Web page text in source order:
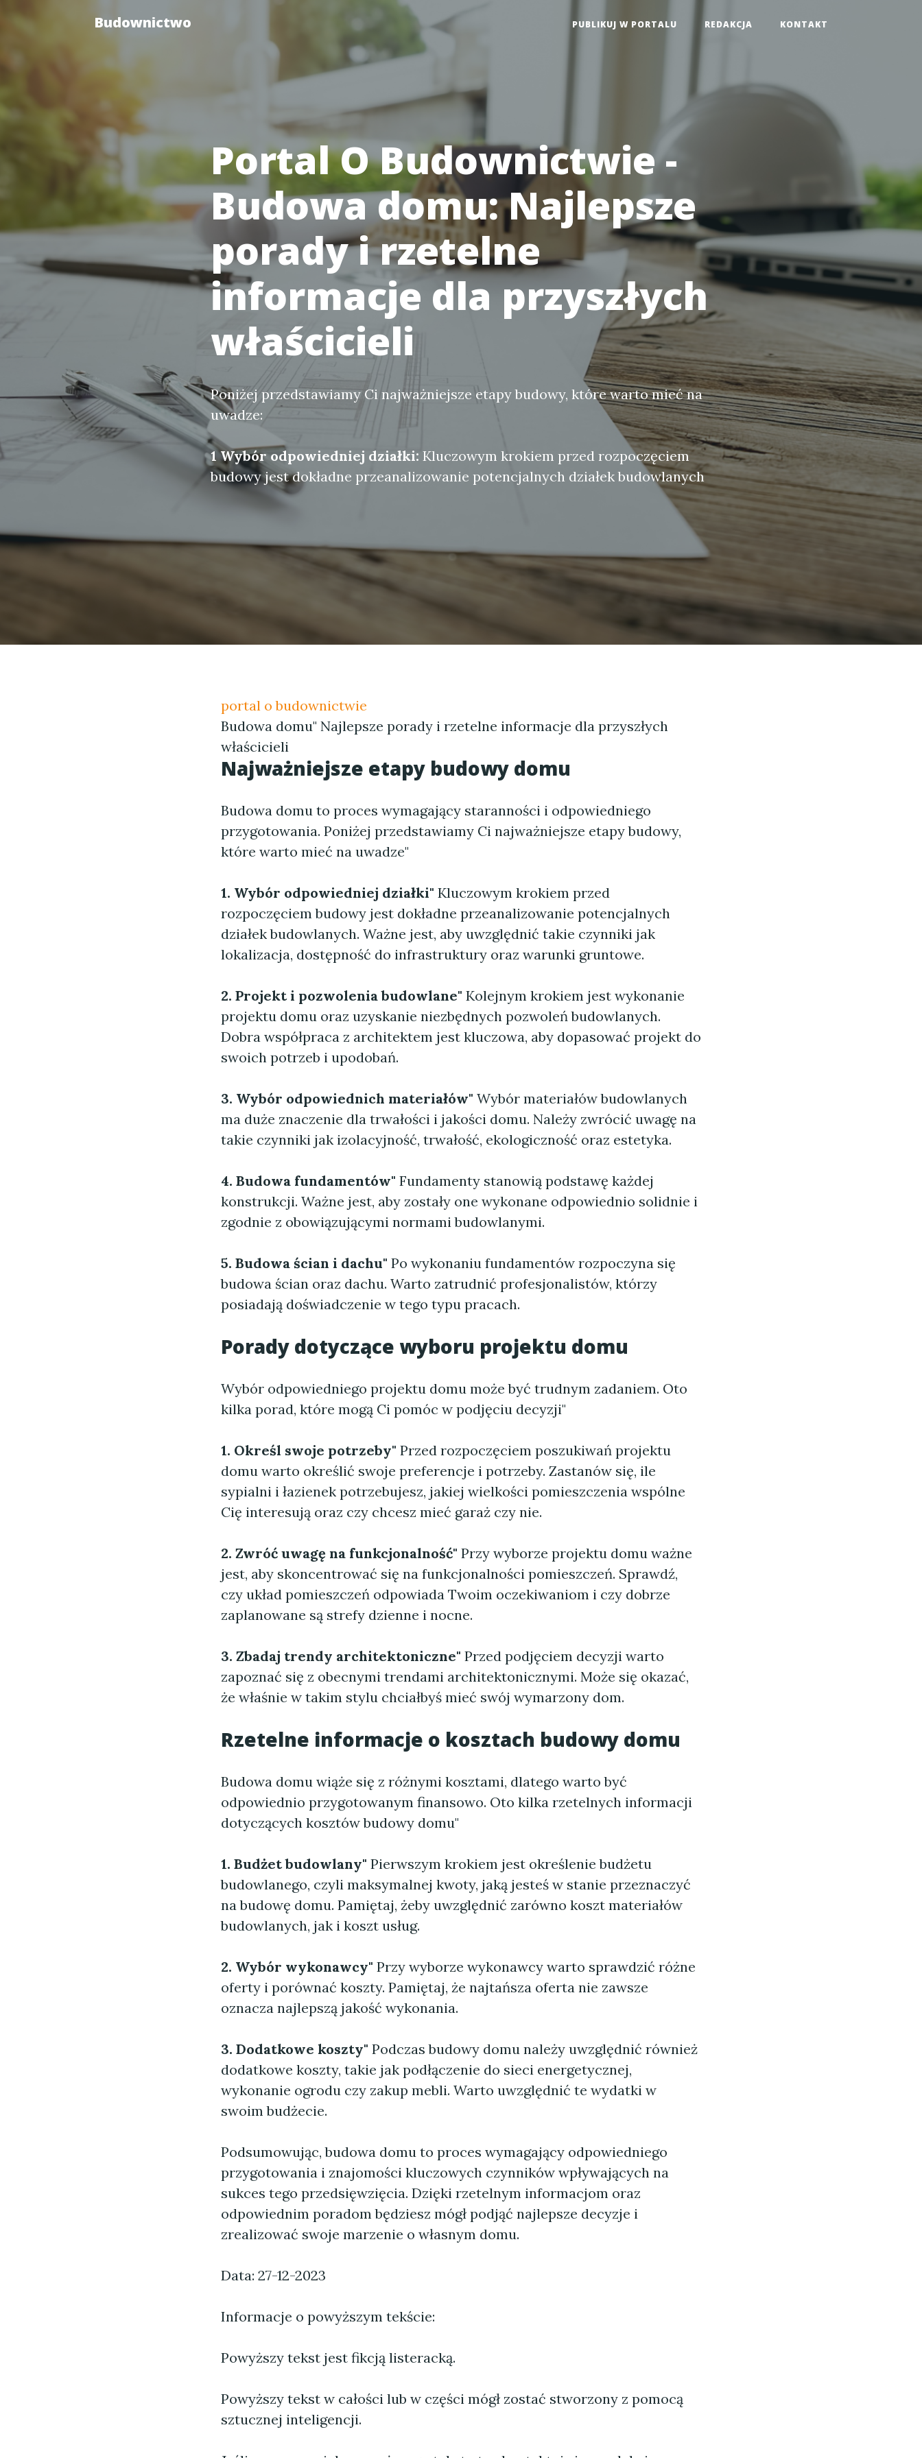
Budownictwo PUBLIKUJ W PORTALU REDAKCJA KONTAKT
Portal O Budownictwie -
Budowa domu: Najlepsze
porady i rzetelne
informacje dla przyszłych
właścicieli
Poniżej przedstawiamy Ci najważniejsze etapy budowy, które warto mieć na
uwadze:
1 Wybór odpowiedniej działki: Kluczowym krokiem przed rozpoczęciem
budowy jest dokładne przeanalizowanie potencjalnych działek budowlanych
portal o budownictwie
Budowa domu" Najlepsze porady i rzetelne informacje dla przyszłych
właścicieli
Najważniejsze etapy budowy domu
Budowa domu to proces wymagający staranności i odpowiedniego
przygotowania. Poniżej przedstawiamy Ci najważniejsze etapy budowy,
które warto mieć na uwadze"
1. Wybór odpowiedniej działki" Kluczowym krokiem przed
rozpoczęciem budowy jest dokładne przeanalizowanie potencjalnych
działek budowlanych. Ważne jest, aby uwzględnić takie czynniki jak
lokalizacja, dostępność do infrastruktury oraz warunki gruntowe.
2. Projekt i pozwolenia budowlane" Kolejnym krokiem jest wykonanie
projektu domu oraz uzyskanie niezbędnych pozwoleń budowlanych.
Dobra współpraca z architektem jest kluczowa, aby dopasować projekt do
swoich potrzeb i upodobań.
3. Wybór odpowiednich materiałów" Wybór materiałów budowlanych
ma duże znaczenie dla trwałości i jakości domu. Należy zwrócić uwagę na
takie czynniki jak izolacyjność, trwałość, ekologiczność oraz estetyka.
4. Budowa fundamentów" Fundamenty stanowią podstawę każdej
konstrukcji. Ważne jest, aby zostały one wykonane odpowiednio solidnie i
zgodnie z obowiązującymi normami budowlanymi.
5. Budowa ścian i dachu" Po wykonaniu fundamentów rozpoczyna się
budowa ścian oraz dachu. Warto zatrudnić profesjonalistów, którzy
posiadają doświadczenie w tego typu pracach.
Porady dotyczące wyboru projektu domu
Wybór odpowiedniego projektu domu może być trudnym zadaniem. Oto
kilka porad, które mogą Ci pomóc w podjęciu decyzji"
1. Określ swoje potrzeby" Przed rozpoczęciem poszukiwań projektu
domu warto określić swoje preferencje i potrzeby. Zastanów się, ile
sypialni i łazienek potrzebujesz, jakiej wielkości pomieszczenia wspólne
Cię interesują oraz czy chcesz mieć garaż czy nie.
2. Zwróć uwagę na funkcjonalność" Przy wyborze projektu domu ważne
jest, aby skoncentrować się na funkcjonalności pomieszczeń. Sprawdź,
czy układ pomieszczeń odpowiada Twoim oczekiwaniom i czy dobrze
zaplanowane są strefy dzienne i nocne.
3. Zbadaj trendy architektoniczne" Przed podjęciem decyzji warto
zapoznać się z obecnymi trendami architektonicznymi. Może się okazać,
że właśnie w takim stylu chciałbyś mieć swój wymarzony dom.
Rzetelne informacje o kosztach budowy domu
Budowa domu wiąże się z różnymi kosztami, dlatego warto być
odpowiednio przygotowanym finansowo. Oto kilka rzetelnych informacji
dotyczących kosztów budowy domu"
1. Budżet budowlany" Pierwszym krokiem jest określenie budżetu
budowlanego, czyli maksymalnej kwoty, jaką jesteś w stanie przeznaczyć
na budowę domu. Pamiętaj, żeby uwzględnić zarówno koszt materiałów
budowlanych, jak i koszt usług.
2. Wybór wykonawcy" Przy wyborze wykonawcy warto sprawdzić różne
oferty i porównać koszty. Pamiętaj, że najtańsza oferta nie zawsze
oznacza najlepszą jakość wykonania.
3. Dodatkowe koszty" Podczas budowy domu należy uwzględnić również
dodatkowe koszty, takie jak podłączenie do sieci energetycznej,
wykonanie ogrodu czy zakup mebli. Warto uwzględnić te wydatki w
swoim budżecie.
Podsumowując, budowa domu to proces wymagający odpowiedniego
przygotowania i znajomości kluczowych czynników wpływających na
sukces tego przedsięwzięcia. Dzięki rzetelnym informacjom oraz
odpowiednim poradom będziesz mógł podjąć najlepsze decyzje i
zrealizować swoje marzenie o własnym domu.
Data: 27-12-2023
Informacje o powyższym tekście:
Powyższy tekst jest fikcją listeracką.
Powyższy tekst w całości lub w części mógł zostać stworzony z pomocą
sztucznej inteligencji.